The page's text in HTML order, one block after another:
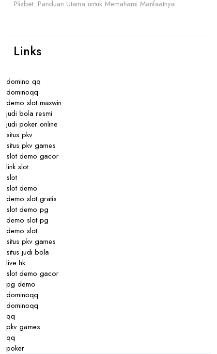
Plisbet: Panduan Utama untuk Memahami Manfaatnya
Links
domino qq
dominoqq
demo slot maxwin
judi bola resmi
judi poker online
situs pkv
situs pkv games
slot demo gacor
link slot
slot
slot demo
demo slot gratis
slot demo pg
demo slot pg
demo slot
situs pkv games
situs judi bola
live hk
slot demo gacor
pg demo
dominoqq
dominoqq
qq
pkv games
qq
poker